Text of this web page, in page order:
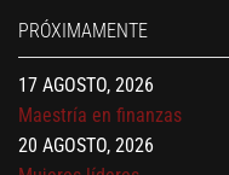
PRÓXIMAMENTE
Maestría en
Maestría en finanzas
Mujeres líderes